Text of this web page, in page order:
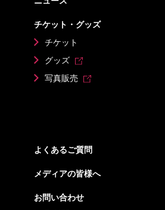
チケット・グッズ
チケット
グッズ
写真販売
よくあるご質問
メディアの皆様へ
お問い合わせ